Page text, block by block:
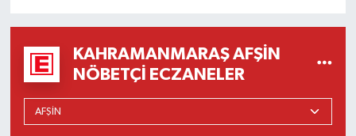
KAHRAMANMARAŞ AFŞIN
NÖBETÇI ECZANELER